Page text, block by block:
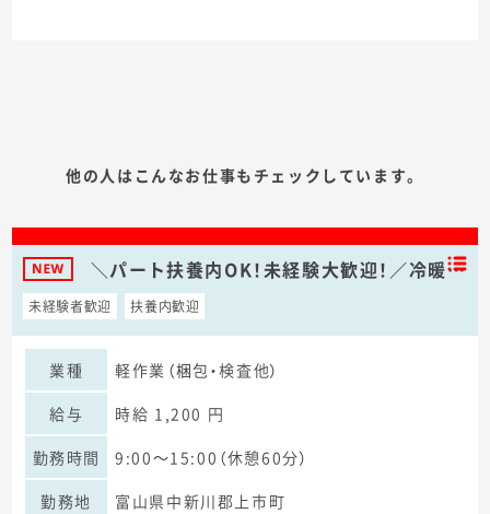
他の人はこんなお仕事もチェックしています。
＼パート扶養内OK！未経験大歓迎！／冷暖…
未経験者歓迎 扶養内歓迎
業種
軽作業（梱包・検査他）
給与
時給 1,200 円
勤務時間
9:00～15:00（休憩60分）
勤務地
富山県中新川郡上市町